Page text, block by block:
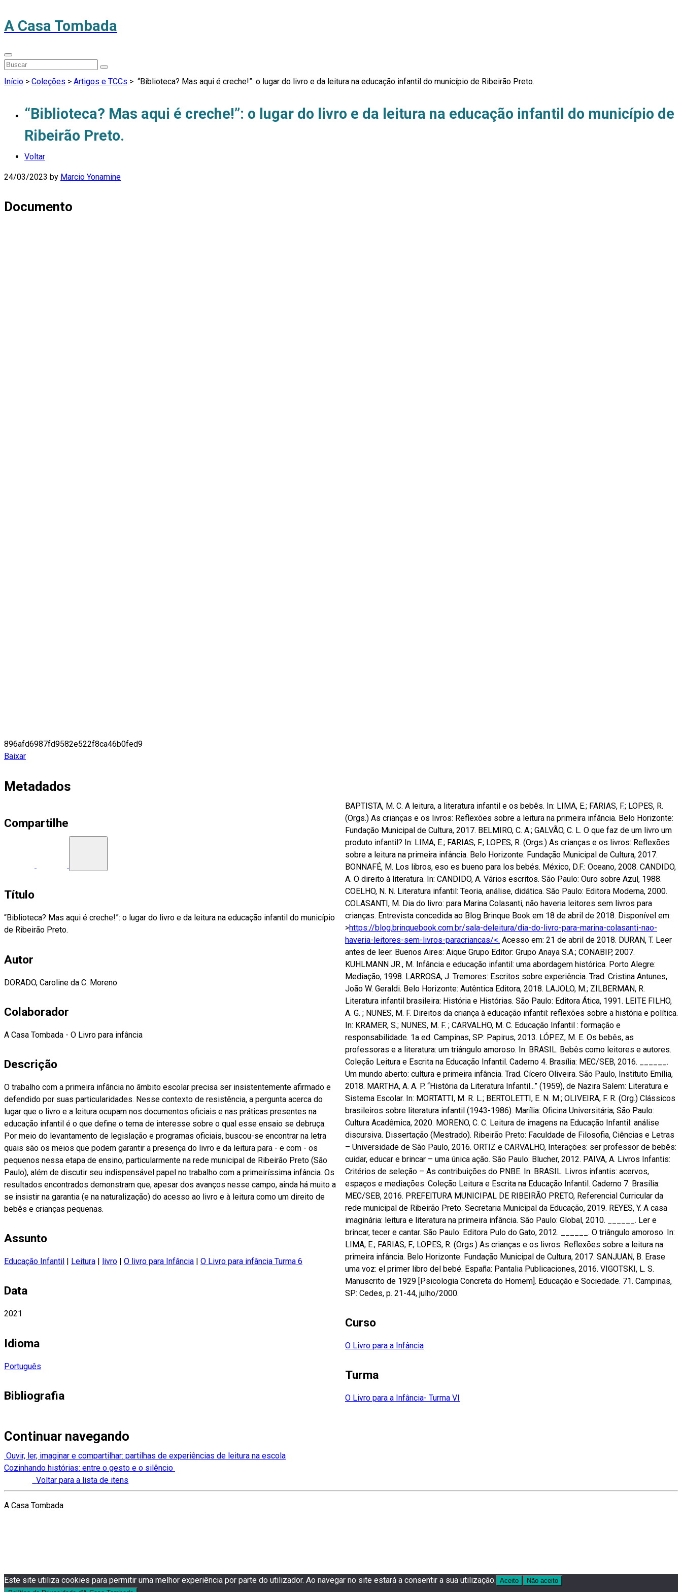
A Casa Tombada
Início > Coleções > Artigos e TCCs > “Biblioteca? Mas aqui é creche!”: o lugar do livro e da leitura na educação infantil do município de Ribeirão Preto.
“Biblioteca? Mas aqui é creche!”: o lugar do livro e da leitura na educação infantil do município de
Ribeirão Preto.
Voltar
24/03/2023 by Marcio Yonamine
Documento
896afd6987fd9582e522f8ca46b0fed9
Baixar
Metadados
Compartilhe
Título
“Biblioteca? Mas aqui é creche!”: o lugar do livro e da leitura na educação infantil do município
de Ribeirão Preto.
Autor
DORADO, Caroline da C. Moreno
Colaborador
A Casa Tombada - O Livro para infância
Descrição
O trabalho com a primeira infância no âmbito escolar precisa ser insistentemente afirmado e
defendido por suas particularidades. Nesse contexto de resistência, a pergunta acerca do
lugar que o livro e a leitura ocupam nos documentos oficiais e nas práticas presentes na
educação infantil é o que define o tema de interesse sobre o qual esse ensaio se debruça.
Por meio do levantamento de legislação e programas oficiais, buscou-se encontrar na letra
quais são os meios que podem garantir a presença do livro e da leitura para - e com - os
pequenos nessa etapa de ensino, particularmente na rede municipal de Ribeirão Preto (São
Paulo), além de discutir seu indispensável papel no trabalho com a primeiríssima infância. Os
resultados encontrados demonstram que, apesar dos avanços nesse campo, ainda há muito a
se insistir na garantia (e na naturalização) do acesso ao livro e à leitura como um direito de
bebês e crianças pequenas.
Assunto
Educação Infantil Leitura livro O livro para Infância O Livro para infância Turma 6
Data
2021
Idioma
Português
Bibliografia
BAPTISTA, M. C. A leitura, a literatura infantil e os bebês. In: LIMA, E.; FARIAS, F.; LOPES, R.
(Orgs.) As crianças e os livros: Reflexões sobre a leitura na primeira infância. Belo Horizonte:
Fundação Municipal de Cultura, 2017. BELMIRO, C. A.; GALVÃO, C. L. O que faz de um livro um
produto infantil? In: LIMA, E.; FARIAS, F.; LOPES, R. (Orgs.) As crianças e os livros: Reflexões
sobre a leitura na primeira infância. Belo Horizonte: Fundação Municipal de Cultura, 2017.
BONNAFÉ, M. Los libros, eso es bueno para los bebés. México, D.F.: Oceano, 2008. CANDIDO,
A. O direito à literatura. In: CANDIDO, A. Vários escritos. São Paulo: Ouro sobre Azul, 1988.
COELHO, N. N. Literatura infantil: Teoria, análise, didática. São Paulo: Editora Moderna, 2000.
COLASANTI, M. Dia do livro: para Marina Colasanti, não haveria leitores sem livros para
crianças. Entrevista concedida ao Blog Brinque Book em 18 de abril de 2018. Disponível em:
>https://blog.brinquebook.com.br/sala-deleitura/dia-do-livro-para-marina-colasanti-nao-
haveria-leitores-sem-livros-paracriancas/<. Acesso em: 21 de abril de 2018. DURAN, T. Leer
antes de leer. Buenos Aires: Aique Grupo Editor: Grupo Anaya S.A.; CONABIP, 2007.
KUHLMANN JR., M. Infância e educação infantil: uma abordagem histórica. Porto Alegre:
Mediação, 1998. LARROSA, J. Tremores: Escritos sobre experiência. Trad. Cristina Antunes,
João W. Geraldi. Belo Horizonte: Autêntica Editora, 2018. LAJOLO, M.; ZILBERMAN, R.
Literatura infantil brasileira: História e Histórias. São Paulo: Editora Ática, 1991. LEITE FILHO,
A. G. ; NUNES, M. F. Direitos da criança à educação infantil: reflexões sobre a história e política.
In: KRAMER, S.; NUNES, M. F. ; CARVALHO, M. C. Educação Infantil : formação e
responsabilidade. 1a ed. Campinas, SP: Papirus, 2013. LÓPEZ, M. E. Os bebês, as
professoras e a literatura: um triângulo amoroso. In: BRASIL. Bebês como leitores e autores.
Coleção Leitura e Escrita na Educação Infantil. Caderno 4. Brasília: MEC/SEB, 2016. ______.
Um mundo aberto: cultura e primeira infância. Trad. Cícero Oliveira. São Paulo, Instituto Emília,
2018. MARTHA, A. A. P. “História da Literatura Infantil...” (1959), de Nazira Salem: Literatura e
Sistema Escolar. In: MORTATTI, M. R. L.; BERTOLETTI, E. N. M.; OLIVEIRA, F. R. (Org.) Clássicos
brasileiros sobre literatura infantil (1943-1986). Marília: Oficina Universitária; São Paulo:
Cultura Acadêmica, 2020. MORENO, C. C. Leitura de imagens na Educação Infantil: análise
discursiva. Dissertação (Mestrado). Ribeirão Preto: Faculdade de Filosofia, Ciências e Letras
– Universidade de São Paulo, 2016. ORTIZ e CARVALHO, Interações: ser professor de bebês:
cuidar, educar e brincar – uma única ação. São Paulo: Blucher, 2012. PAIVA, A. Livros Infantis:
Critérios de seleção – As contribuições do PNBE. In: BRASIL. Livros infantis: acervos,
espaços e mediações. Coleção Leitura e Escrita na Educação Infantil. Caderno 7. Brasília:
MEC/SEB, 2016. PREFEITURA MUNICIPAL DE RIBEIRÃO PRETO, Referencial Curricular da
rede municipal de Ribeirão Preto. Secretaria Municipal da Educação, 2019. REYES, Y. A casa
imaginária: leitura e literatura na primeira infância. São Paulo: Global, 2010. ______. Ler e
brincar, tecer e cantar. São Paulo: Editora Pulo do Gato, 2012. ______. O triângulo amoroso. In:
LIMA, E.; FARIAS, F.; LOPES, R. (Orgs.) As crianças e os livros: Reflexões sobre a leitura na
primeira infância. Belo Horizonte: Fundação Municipal de Cultura, 2017. SANJUAN, B. Erase
uma voz: el primer libro del bebé. España: Pantalia Publicaciones, 2016. VIGOTSKI, L. S.
Manuscrito de 1929 [Psicologia Concreta do Homem]. Educação e Sociedade. 71. Campinas,
SP: Cedes, p. 21-44, julho/2000.
Curso
O Livro para a Infância
Turma
O Livro para a Infância- Turma VI
Continuar navegando
Ouvir, ler, imaginar e compartilhar: partilhas de experiências de leitura na escola
Cozinhando histórias: entre o gesto e o silêncio
Voltar para a lista de itens
A Casa Tombada
Este site utiliza cookies para permitir uma melhor experiência por parte do utilizador. Ao navegar no site estará a consentir a sua utilização. Aceito
Não aceito